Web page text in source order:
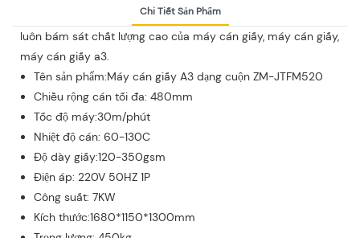
Chi Tiết Sản Phẩm
luôn bám sát chất lượng cao của máy cán giấy, máy cán giấy,
máy cán giấy a3.
Tên sản phẩm:Máy cán giấy A3 dạng cuộn ZM-JTFM520
Chiều rộng cán tối đa: 480mm
Tốc độ máy:30m/phút
Nhiệt độ cán: 60-130C
Độ dày giấy:120-350gsm
Điện áp: 220V 50HZ 1P
Công suất: 7KW
Kích thước:1680*1150*1300mm